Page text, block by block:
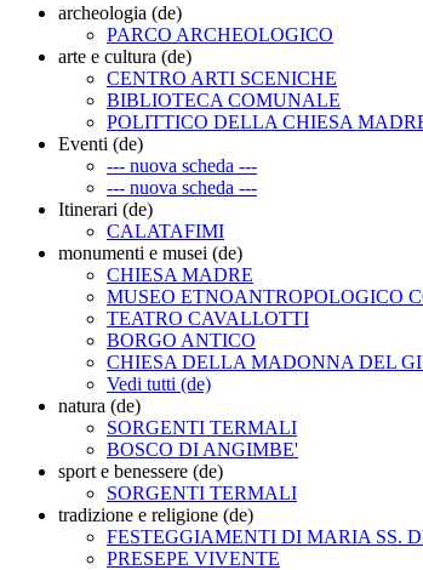
archeologia (de)
PARCO ARCHEOLOGICO
arte e cultura (de)
CENTRO ARTI SCENICHE
BIBLIOTECA COMUNALE
POLITTICO DELLA CHIESA
Eventi (de)
--- nuova scheda ---
--- nuova scheda ---
Itinerari (de)
CALATAFIMI
monumenti e musei (de)
CHIESA MADRE
MUSEO ETNOANTROPOLOGICO
TEATRO CAVALLOTTI
BORGO ANTICO
CHIESA DELLA MADONNA DEL
Vedi tutti (de)
natura (de)
SORGENTI TERMALI
BOSCO DI ANGIMBE'
sport e benessere (de)
SORGENTI TERMALI
tradizione e religione (de)
FESTEGGIAMENTI DI MARIA SS.
PRESEPE VIVENTE